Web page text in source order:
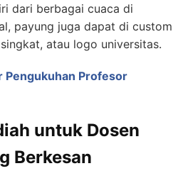
dari berbagai cuaca di
payung juga dapat di custom
atau logo universitas.
Pengukuhan Profesor
untuk Dosen
Berkesan